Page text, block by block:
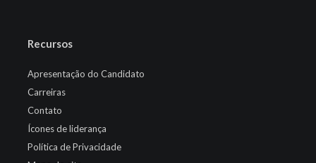
Recursos
Apresentação do Candidato
Carreiras
Contato
Ícones de liderança
Política de Privacidade